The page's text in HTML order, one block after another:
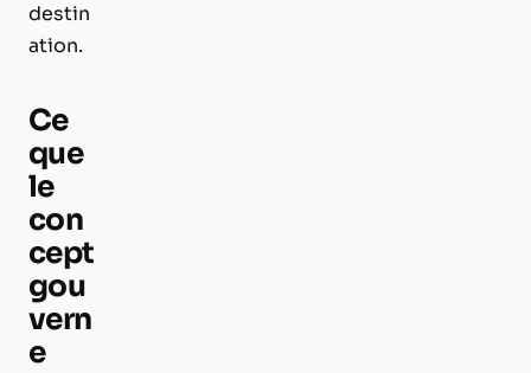
destin
ation.
Ce
que
le
con
cept
gou
vern
e